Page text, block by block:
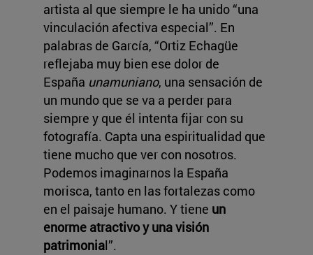
artista al que siempre le ha unido “una
vinculación afectiva especial”. En
palabras de García, “Ortiz Echagüe
reflejaba muy bien ese dolor de
España unamuniano, una sensación de
un mundo que se va a perder para
siempre y que él intenta fijar con su
fotografía. Capta una espiritualidad que
tiene mucho que ver con nosotros.
Podemos imaginarnos la España
morisca, tanto en las fortalezas como
en el paisaje humano. Y tiene un
enorme atractivo y una visión
patrimonial”.